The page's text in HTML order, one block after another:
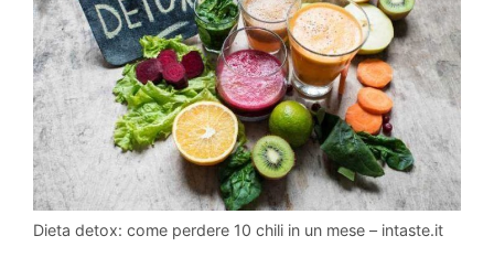
Dieta detox: come perdere 10 chili in un mese – intaste.it